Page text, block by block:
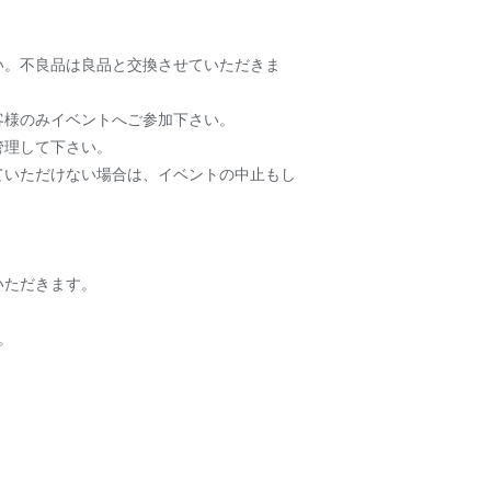
不良品は良品と交換させていただきま
のみイベントへご参加下さい。
して下さい。
ただけない場合は、イベントの中止もし
だきます。